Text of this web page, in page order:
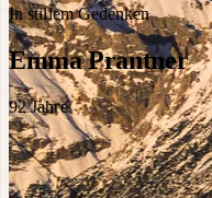
In stillem Gedenken
Emma Prantner
92Jahre